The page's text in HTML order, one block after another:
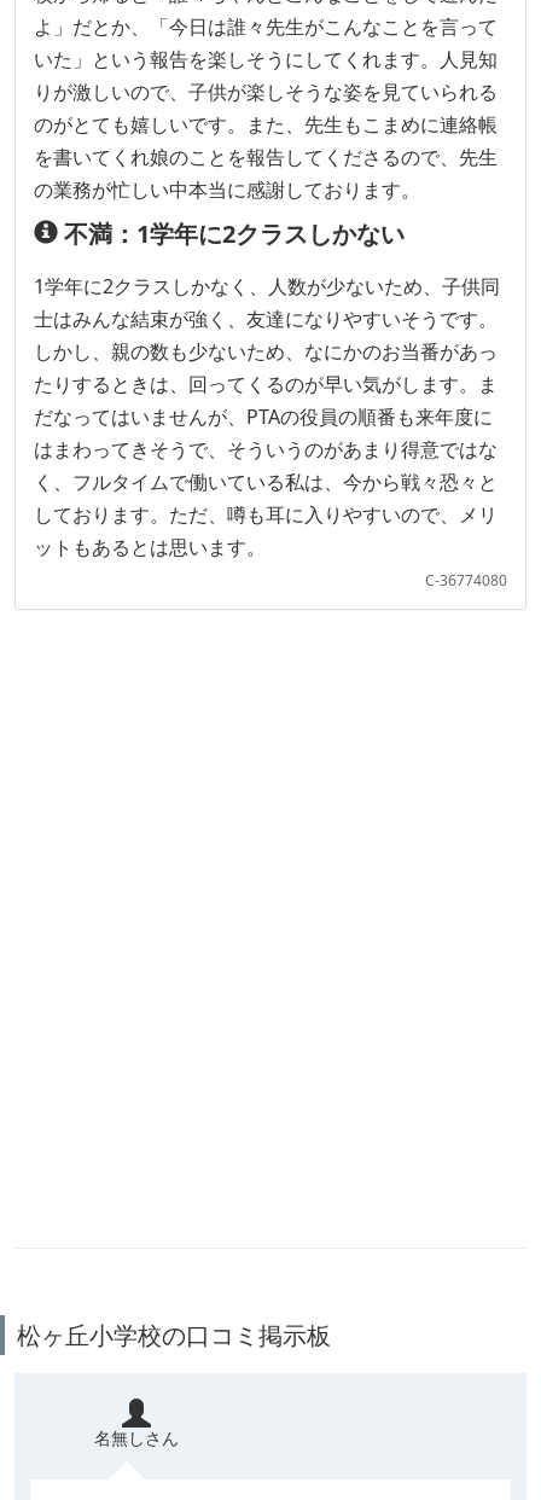
よ」だとか、「今日は誰々先生がこんなことを言って
いた」という報告を楽しそうにしてくれます。人見知
りが激しいので、子供が楽しそうな姿を見ていられる
のがとても嬉しいです。また、先生もこまめに連絡帳
を書いてくれ娘のことを報告してくださるので、先生
の業務が忙しい中本当に感謝しております。
不満：1学年に2クラスしかない
1学年に2クラスしかなく、人数が少ないため、子供同
士はみんな結束が強く、友達になりやすいそうです。
しかし、親の数も少ないため、なにかのお当番があっ
たりするときは、回ってくるのが早い気がします。ま
だなってはいませんが、PTAの役員の順番も来年度に
はまわってきそうで、そういうのがあまり得意ではな
く、フルタイムで働いている私は、今から戦々恐々と
しております。ただ、噂も耳に入りやすいので、メリ
ットもあるとは思います。
C-36774080
松ヶ丘小学校の口コミ掲示板
名無しさん